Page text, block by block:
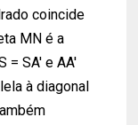
coincide
MN é a
= SA' e AA'
à diagonal